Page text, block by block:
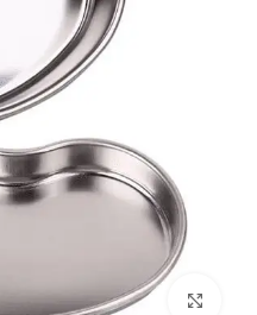
Click to enlarge